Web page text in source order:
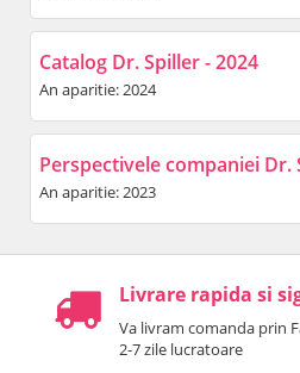
Catalog Dr. Spiller - 2024
An aparitie: 2024
Perspectivele companiei Dr.
An aparitie: 2023
Livrare rapida si
Va livram comanda prin
2-7 zile lucratoare